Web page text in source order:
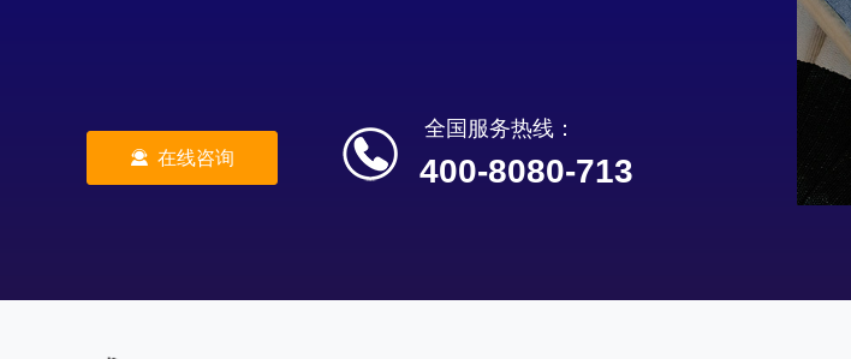
끤 在线咨询 400-8080-713
全国服务热线：